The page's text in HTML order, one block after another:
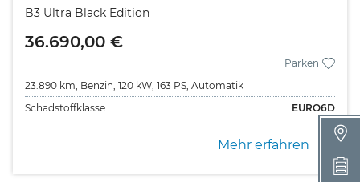
B3 Ultra Black Edition
36.690,00 €
Parken
23.890 km, Benzin, 120 kW, 163 PS, Automatik
Schadstoffklasse
EURO6D
Mehr erfahren